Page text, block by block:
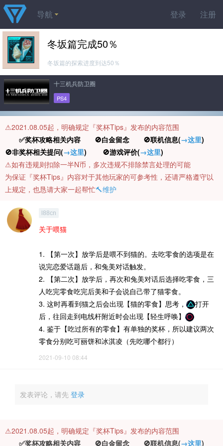
登录 注册
导航
冬坂篇完成50％
冬坂篇的探索进度到达50％
十三机兵防卫圈
PS4
⚠️2021.08.05起，明确规定『奖杯Tips』发布的内容范围
✅奖杯攻略相关内容 🚫白金留念 🚫联机信息(→这里)
🚫非奖杯相关提问(→这里) 🚫游戏评价(→这里)
⚠️如有违规则扣除一半N币，多次违规不排除禁言处理的可能
为保证『奖杯Tips』内容对于其他玩家的可参考性，还请严格遵守以
上规定，也恳请大家一起帮忙🔨维护
l88cn
关于喂猫
1. 【第一次】放学后是喂不到猫的。去吃零食的选项是在
说完恋爱话题后，和兔美对话触发。
2. 【第二次】放学后，再次和兔美对话后选择吃零食，三
人吃完零食吃完后美和子会说自己带了猫零食。
3. 这时再看到猫之后会出现【猫的零食】思考，
打开
后，往回走到电线杆附近时会出现【轻生呼唤】
4. 鉴于【吃过所有的零食】有单独的奖杯，所以建议两次
零食分别吃可丽饼和冰淇凌（先吃哪个都行）
2021-09-10 08:44
发表评论，请先 登录
⚠️2021.08.05起，明确规定『奖杯Tips』发布的内容范围
✅奖杯攻略相关内容 🚫白金留念 🚫联机信息(→这里)